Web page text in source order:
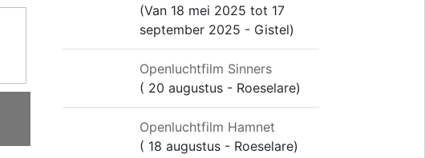
(Van 18 mei 2025 tot 17
september 2025 - Gistel)
Openluchtfilm Sinners
( 20 augustus - Roeselare)
Openluchtfilm Hamnet
( 18 augustus - Roeselare)